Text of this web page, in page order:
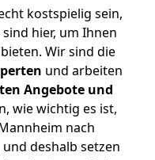
kostspielig sein,
hier, um Ihnen
Wir sind die
und arbeiten
Angebote und
wie wichtig es ist,
nach
deshalb setzen